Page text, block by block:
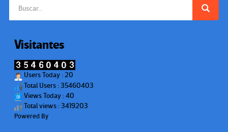
Visitantes
Users Today : 20
Total Users : 35460403
Views Today : 40
Total views : 3419203
Powered By